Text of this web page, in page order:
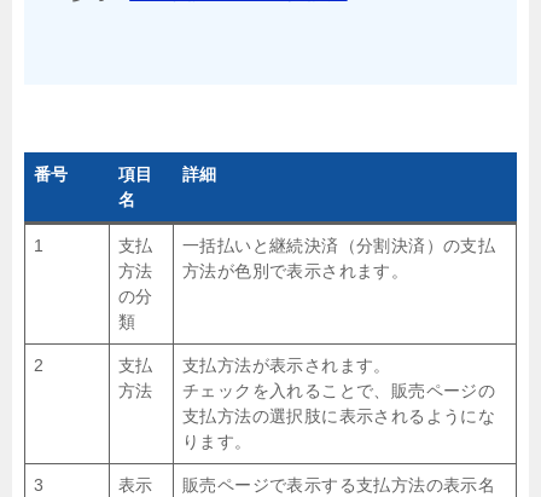
番号
項目
名
詳細
1
支払
方法
の分
類
一括払いと継続決済（分割決済）の支払
方法が色別で表示されます。
2
支払
方法
支払方法が表示されます。
チェックを入れることで、販売ページの
支払方法の選択肢に表示されるようにな
ります。
3
表示
販売ページで表示する支払方法の表示名